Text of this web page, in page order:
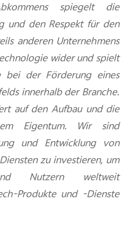
spiegelt die
und den Respekt für den
anderen Unternehmens
wider und spielt
bei der Förderung eines
innerhalb der Branche.
auf den Aufbau und die
Eigentum. Wir sind
und Entwicklung von
zu investieren, um
Nutzern weltweit
Produkte und -Dienste